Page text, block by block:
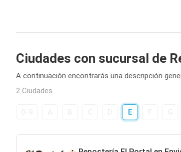
Ciudades con sucursal de
A continuación encontrarás una descripción
2 Ciudades
E